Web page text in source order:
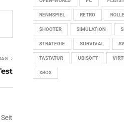
RENNSPIEL RETRO
SHOOTER SIMULATION
STRATEGIE SURVIVAL
TASTATUR UBISOFT
XBOX